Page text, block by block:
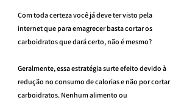
Com toda certeza você já deve ter visto pela
internet que para emagrecer basta cortar os
carboidratos que dará certo, não é mesmo?
Geralmente, essa estratégia surte efeito devido à
redução no consumo de calorias e não por cortar
carboidratos. Nenhum alimento ou